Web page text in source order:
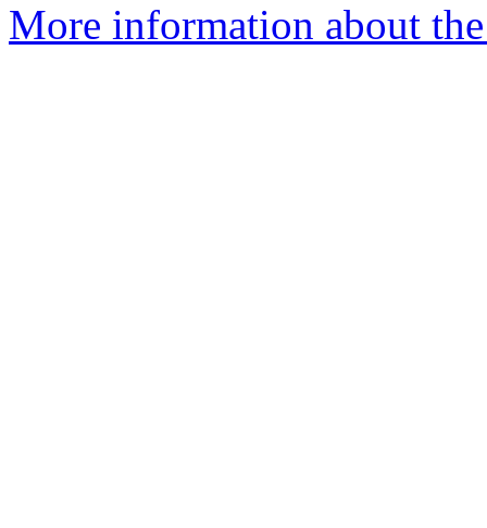
More information about